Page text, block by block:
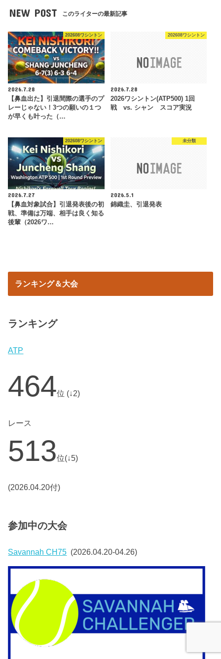
NEW POST このライターの最新記事
202608ワシントン
2026.7.28
【鼻血出た】引退間際の選手のプ
レーじゃない！3つの願いの１つ
が早くも叶った（…
202608ワシントン
2026.7.28
2026ワシントン(ATP500) 1回
戦 vs. シャン スコア実況
202608ワシントン
2026.7.27
【鼻血対象試合】引退発表後の初
戦、準備は万端、相手は良く知る
後輩（2026ワ…
未分類
2026.5.1
錦織圭、引退発表
ランキング＆大会
ランキング
ATP
464位 (↓2)
レース
513位(↓5)
(2026.04.20付)
参加中の大会
Savannah CH75 (2026.04.20-04.26)